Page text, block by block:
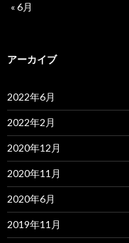
« 6月
アーカイブ
2022年6月
2022年2月
2020年12月
2020年11月
2020年6月
2019年11月